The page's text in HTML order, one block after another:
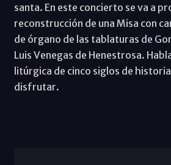
santa. En este concierto se va a
reconstrucción de una Misa con
de órgano de las tablaturas de
Luis Venegas de Henestrosa.
litúrgica de cinco siglos de
disfrutar.